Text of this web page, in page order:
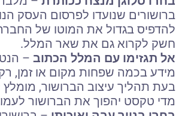
ברושורים שנועדו לפרסום העסק
להדפיס בגדול את המוטו של
חשק לקרוא גם את שאר המלל.
אל תגזימו עם המלל הכתוב –
מידע בכמה שפחות מקום או זמן,
בעת תהליך עיצוב הברושור,
מדי טקסט יהפוך את הברושור